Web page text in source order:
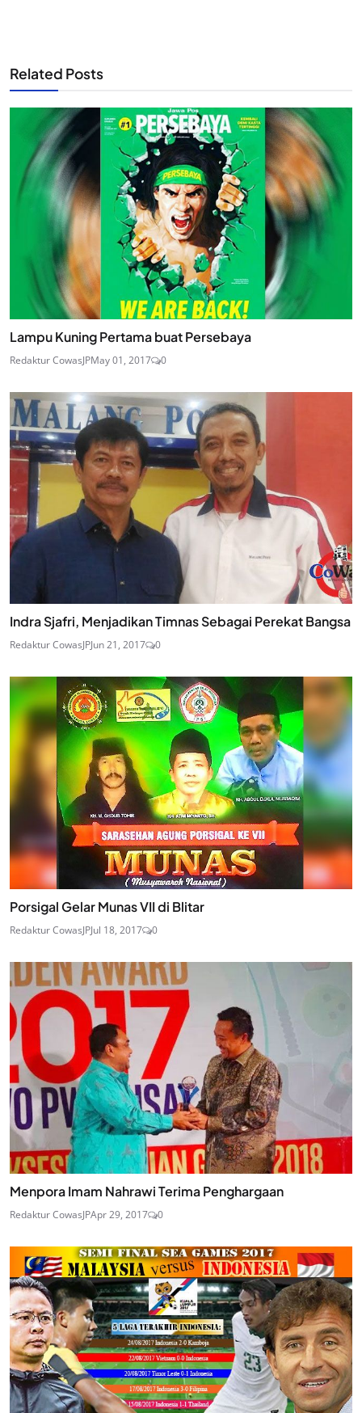
Related Posts
Lampu Kuning Pertama buat Persebaya
Redaktur CowasJPMay 01, 2017 0
Indra Sjafri, Menjadikan Timnas Sebagai Perekat Bangsa
Redaktur CowasJPJun 21, 2017 0
Porsigal Gelar Munas VII di Blitar
Redaktur CowasJPJul 18, 2017 0
Menpora Imam Nahrawi Terima Penghargaan
Redaktur CowasJPApr 29, 2017 0